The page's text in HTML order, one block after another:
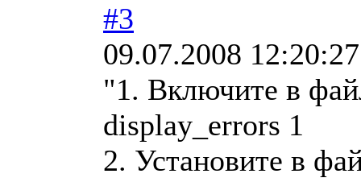
#3
09.07.2008 12:20:27
"1. Включите в
display_errors 1
2. Установите в